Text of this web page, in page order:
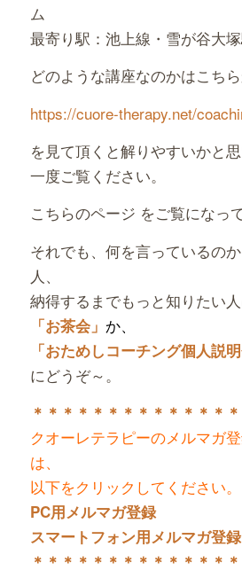
ム
最寄り駅：池上線・雪が谷大
どのような講座なのかはこち
https://cuore-therapy.net/
を見て頂くと解りやすいかと
一度ご覧ください。
こちらのページ をご覧になって
それでも、何を言っているの
人、
納得するまでもっと知りたい人
「お茶会」 か、
「おためしコーチング個人説明
にどうぞ～。
＊＊＊＊＊＊＊＊＊＊＊＊＊
クオーレテラピーのメルマガ
は、
以下をクリックしてください。
PC用メルマガ登録
スマートフォン用メルマガ登録
＊＊＊＊＊＊＊＊＊＊＊＊＊